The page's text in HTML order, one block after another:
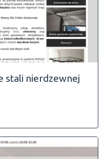
stali nierdzewnej